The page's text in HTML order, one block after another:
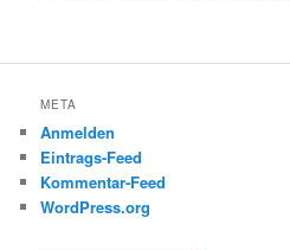
META
Anmelden
Eintrags-Feed
Kommentar-Feed
WordPress.org